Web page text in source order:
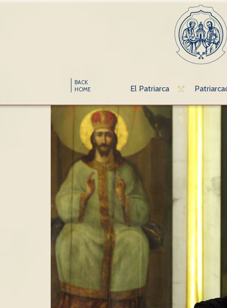
BACK
HOME
El Patriarca